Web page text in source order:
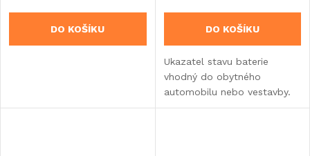
DO KOŠÍKU DO KOŠÍKU
Ukazatel stavu baterie
vhodný do obytného
automobilu nebo vestavby.